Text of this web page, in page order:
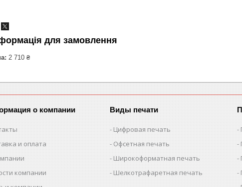
для замовлення
2 710 ₴
о компании
и оплата
компании
Виды печати
Цифровая печать
Офсетная печать
Широкоформатная печать
Шелкотрафаретная печать